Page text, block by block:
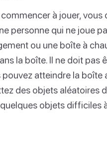
à jouer,
personne qui ne joue
ou une boîte à
la boîte. Il ne doit pas
pouvez atteindre la boîte
des objets aléatoires
objets difficiles